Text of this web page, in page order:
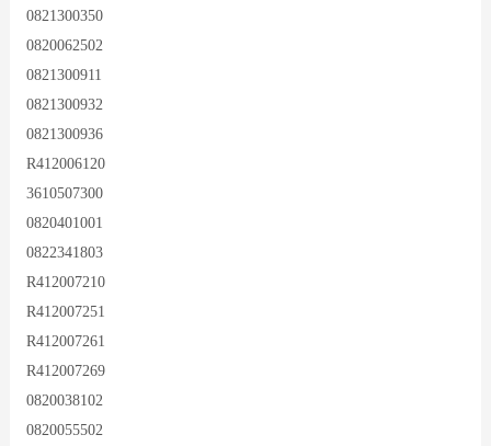
0821300350
0820062502
0821300911
0821300932
0821300936
R412006120
3610507300
0820401001
0822341803
R412007210
R412007251
R412007261
R412007269
0820038102
0820055502